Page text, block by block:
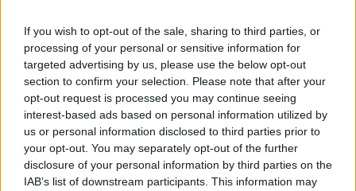
If you wish to opt-out of the sale, sharing to third parties, or
processing of your personal or sensitive information for
targeted advertising by us, please use the below opt-out
section to confirm your selection. Please note that after your
opt-out request is processed you may continue seeing
interest-based ads based on personal information utilized by
us or personal information disclosed to third parties prior to
your opt-out. You may separately opt-out of the further
disclosure of your personal information by third parties on the
IAB’s list of downstream participants. This information may
de “provocar” mudanças genéticas, diz neurocientista
“Millennium Estoril Open 2026” regressou ao circuito ATP
com vitória do francês Luca Van Assche
Castelo Branco: “Bienal Internacional de Artes e Ofícios”
promete afirmar artesanato, património e inovação como
“motores de desenvolvimento económico e cultural” do
município português